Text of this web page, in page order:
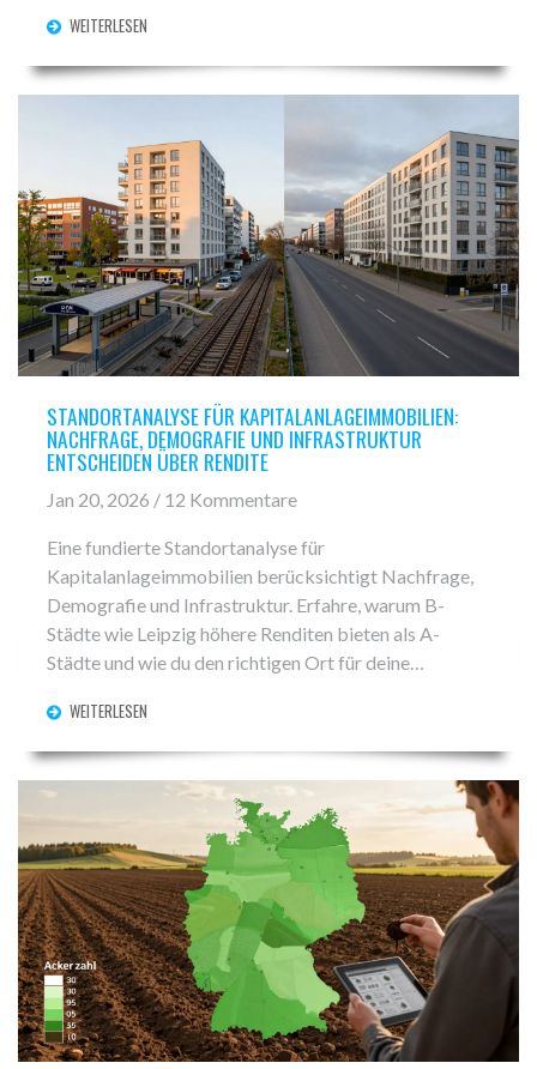
WEITERLESEN
STANDORTANALYSE FÜR KAPITALANLAGEIMMOBILIEN:
NACHFRAGE, DEMOGRAFIE UND INFRASTRUKTUR
ENTSCHEIDEN ÜBER RENDITE
Jan 20, 2026 / 12 Kommentare
Eine fundierte Standortanalyse für
Kapitalanlageimmobilien berücksichtigt Nachfrage,
Demografie und Infrastruktur. Erfahre, warum B-
Städte wie Leipzig höhere Renditen bieten als A-
Städte und wie du den richtigen Ort für deine
WEITERLESEN